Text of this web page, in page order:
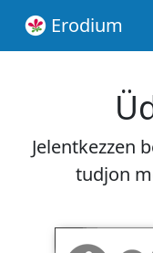
Erodium
Jelentkezzen
tudjon